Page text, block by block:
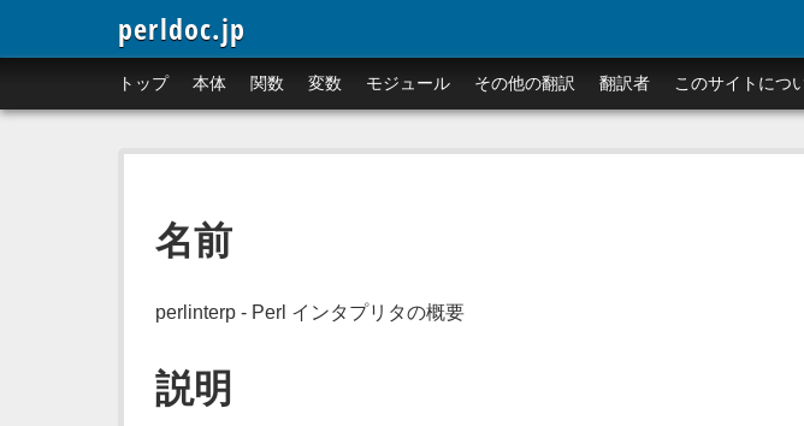
perldoc.jp
トップ 本体 関数 変数 モジュール その他の翻訳 翻訳者 このサイトにつ
名前
perlinterp - Perl インタプリタの概要
説明